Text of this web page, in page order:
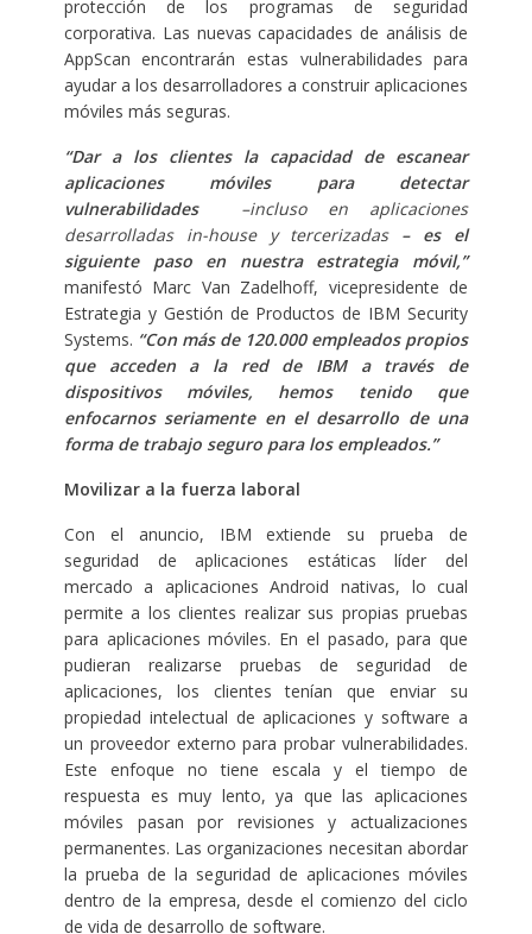
protección de los programas de seguridad
corporativa. Las nuevas capacidades de análisis de
AppScan encontrarán estas vulnerabilidades para
ayudar a los desarrolladores a construir aplicaciones
móviles más seguras.
“Dar a los clientes la capacidad de escanear
aplicaciones móviles para detectar
vulnerabilidades –incluso en aplicaciones
desarrolladas in-house y tercerizadas– es el
siguiente paso en nuestra estrategia móvil,”
manifestó Marc Van Zadelhoff, vicepresidente de
Estrategia y Gestión de Productos de IBM Security
Systems. “Con más de 120.000 empleados propios
que acceden a la red de IBM a través de
dispositivos móviles, hemos tenido que
enfocarnos seriamente en el desarrollo de una
forma de trabajo seguro para los empleados.”
Movilizar a la fuerza laboral
Con el anuncio, IBM extiende su prueba de
seguridad de aplicaciones estáticas líder del
mercado a aplicaciones Android nativas, lo cual
permite a los clientes realizar sus propias pruebas
para aplicaciones móviles. En el pasado, para que
pudieran realizarse pruebas de seguridad de
aplicaciones, los clientes tenían que enviar su
propiedad intelectual de aplicaciones y software a
un proveedor externo para probar vulnerabilidades.
Este enfoque no tiene escala y el tiempo de
respuesta es muy lento, ya que las aplicaciones
móviles pasan por revisiones y actualizaciones
permanentes. Las organizaciones necesitan abordar
la prueba de la seguridad de aplicaciones móviles
dentro de la empresa, desde el comienzo del ciclo
de vida de desarrollo de software.